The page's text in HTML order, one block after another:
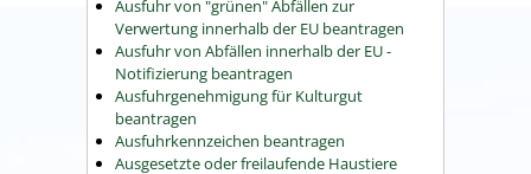
Ausfuhr von "grünen" Abfällen zur
Verwertung innerhalb der EU beantragen
Ausfuhr von Abfällen innerhalb der EU -
Notifizierung beantragen
Ausfuhrgenehmigung für Kulturgut
beantragen
Ausfuhrkennzeichen beantragen
Ausgesetzte oder freilaufende Haustiere